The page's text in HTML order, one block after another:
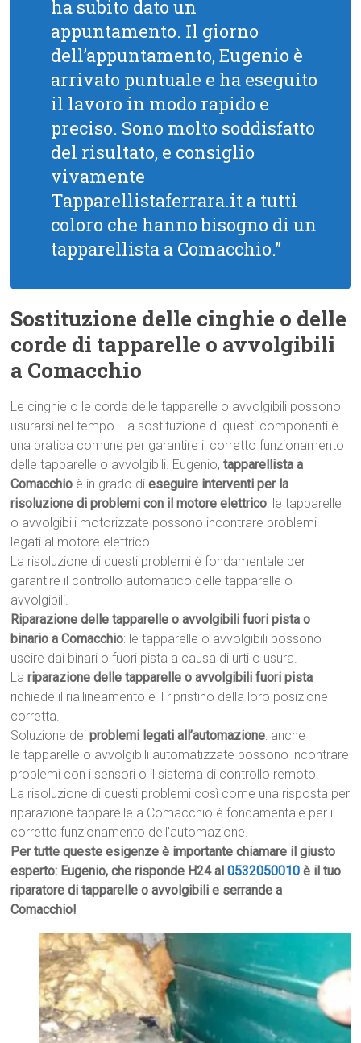
ha subito dato un
appuntamento. Il giorno
dell’appuntamento, Eugenio è
arrivato puntuale e ha eseguito
il lavoro in modo rapido e
preciso. Sono molto soddisfatto
del risultato, e consiglio
vivamente
Tapparellistaferrara.it a tutti
coloro che hanno bisogno di un
tapparellista a Comacchio.”
Sostituzione delle cinghie o delle
corde di tapparelle o avvolgibili
a Comacchio
Le cinghie o le corde delle tapparelle o avvolgibili possono
usurarsi nel tempo. La sostituzione di questi componenti è
una pratica comune per garantire il corretto funzionamento
delle tapparelle o avvolgibili. Eugenio,tapparellista a
Comacchio è in grado dieseguire interventi per la
risoluzione di problemi con il motore elettrico: le tapparelle
o avvolgibili motorizzate possono incontrare problemi
legati al motore elettrico.
La risoluzione di questi problemi è fondamentale per
garantire il controllo automatico delle tapparelle o
avvolgibili.
Riparazione delle tapparelle o avvolgibili fuori pista o
binario a Comacchio: le tapparelle o avvolgibili possono
uscire dai binari o fuori pista a causa di urti o usura.
Lariparazione delle tapparelle o avvolgibili fuori pista
richiede il riallineamento e il ripristino della loro posizione
corretta.
Soluzione deiproblemi legati all’automazione: anche
le tapparelle o avvolgibili automatizzate possono incontrare
problemi con i sensori o il sistema di controllo remoto.
La risoluzione di questi problemi così come una risposta per
riparazione tapparelle a Comacchio è fondamentale per il
corretto funzionamento dell’automazione.
Per tutte queste esigenze è importante chiamare il giusto
esperto: Eugenio, che risponde H24 al0532050010 è il tuo
riparatore di tapparelle o avvolgibili e serrande a
Comacchio!